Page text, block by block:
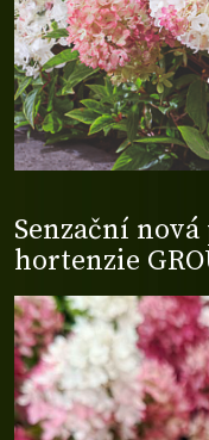
Senzační
hortenzie